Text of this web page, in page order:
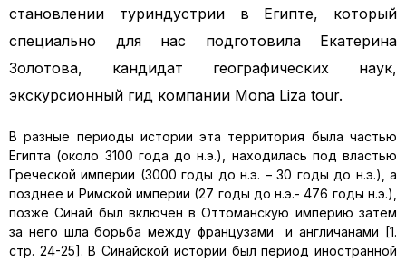
становлении туриндустрии в Египте, который
специально для нас подготовила Екатерина
Золотова, кандидат географических наук,
экскурсионный гид компании Mona Liza tour.
В разные периоды истории эта территория была частью
Египта (около 3100 года до н.э.), находилась под властью
Греческой империи (3000 годы до н.э. – 30 годы до н.э.), а
позднее и Римской империи (27 годы до н.э.- 476 годы н.э.),
позже Синай был включен в Оттоманскую империю затем
за него шла борьба между французами и англичанами [1.
стр. 24-25]. В Синайской истории был период иностранной